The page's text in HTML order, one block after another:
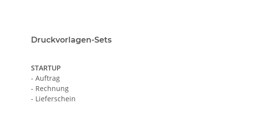
Druckvorlagen-Sets
STARTUP
- Auftrag
- Rechnung
- Lieferschein